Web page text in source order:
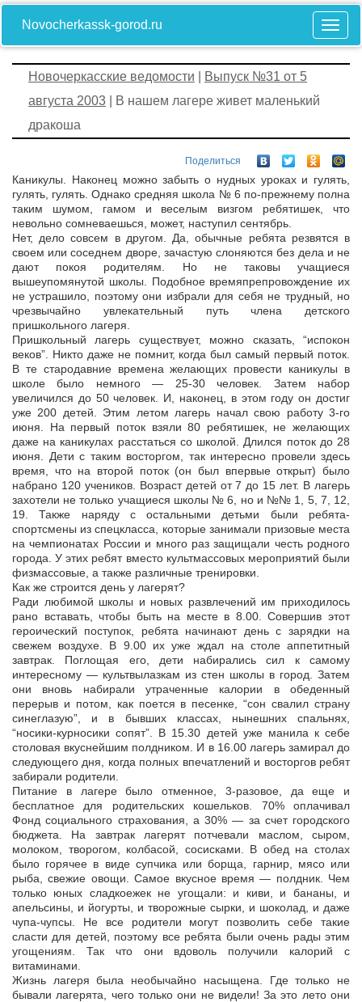
Novocherkassk-gorod.ru
Новочеркасские ведомости
Выпуск №31 от 5
августа 2003 | В нашем лагере живет маленький
дракоша
Поделиться
Каникулы. Наконец можно забыть о нудных уроках и гулять,
гулять, гулять. Однако средняя школа № 6 по-прежнему полна
таким шумом, гамом и веселым визгом ребятишек, что
невольно сомневаешься, может, наступил сентябрь.
Нет, дело совсем в другом. Да, обычные ребята резвятся в
своем или соседнем дворе, зачастую слоняются без дела и не
дают покоя родителям. Но не таковы учащиеся
вышеупомянутой школы. Подобное времяпрепровождение их
не устрашило, поэтому они избрали для себя не трудный, но
чрезвычайно увлекательный путь члена детского
пришкольного лагеря.
Пришкольный лагерь существует, можно сказать, “испокон
веков”. Никто даже не помнит, когда был самый первый поток.
В те стародавние времена желающих провести каникулы в
школе было немного — 25-30 человек. Затем набор
увеличился до 50 человек. И, наконец, в этом году он достиг
уже 200 детей. Этим летом лагерь начал свою работу 3-го
июня. На первый поток взяли 80 ребятишек, не желающих
даже на каникулах расстаться со школой. Длился поток до 28
июня. Дети с таким восторгом, так интересно провели здесь
время, что на второй поток (он был впервые открыт) было
набрано 120 учеников. Возраст детей от 7 до 15 лет. В лагерь
захотели не только учащиеся школы № 6, но и №№ 1, 5, 7, 12,
19. Также наряду с остальными детьми были ребята-
спортсмены из спецкласса, которые занимали призовые места
на чемпионатах России и много раз защищали честь родного
города. У этих ребят вместо культмассовых мероприятий были
физмассовые, а также различные тренировки.
Как же строится день у лагерят?
Ради любимой школы и новых развлечений им приходилось
рано вставать, чтобы быть на месте в 8.00. Совершив этот
героический поступок, ребята начинают день с зарядки на
свежем воздухе. В 9.00 их уже ждал на столе аппетитный
завтрак. Поглощая его, дети набирались сил к самому
интересному — культвылазкам из стен школы в город. Затем
они вновь набирали утраченные калории в обеденный
перерыв и потом, как поется в песенке, “сон свалил страну
синеглазую”, и в бывших классах, нынешних спальнях,
“носики-курносики сопят”. В 15.30 детей уже манила к себе
столовая вкуснейшим полдником. И в 16.00 лагерь замирал до
следующего дня, когда полных впечатлений и восторгов ребят
забирали родители.
Питание в лагере было отменное, 3-разовое, да еще и
бесплатное для родительских кошельков. 70% оплачивал
Фонд социального страхования, а 30% — за счет городского
бюджета. На завтрак лагерят потчевали маслом, сыром,
молоком, творогом, колбасой, сосисками. В обед на столах
было горячее в виде супчика или борща, гарнир, мясо или
рыба, свежие овощи. Самое вкусное время — полдник. Чем
только юных сладкоежек не угощали: и киви, и бананы, и
апельсины, и йогурты, и творожные сырки, и шоколад, и даже
чупа-чупсы. Не все родители могут позволить себе такие
сласти для детей, поэтому все ребята были очень рады этим
угощениям. Так что они вдоволь получили калорий с
витаминами.
Жизнь лагеря была необычайно насыщена. Где только не
бывали лагерята, чего только они не видели! За это лето они